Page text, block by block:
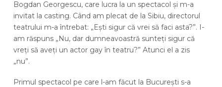
Bogdan Georgescu, care lucra la un spectacol și m-a
invitat la casting. Când am plecat de la Sibiu, directorul
teatrului m-a întrebat: „Ești sigur că vrei să faci asta?”. I-
am răspuns „Nu, dar dumneavoastră sunteți sigur că
vreți să aveți un actor gay în teatru?” Atunci el a zis
„nu”.
Primul spectacol pe care l-am făcut la București s-a